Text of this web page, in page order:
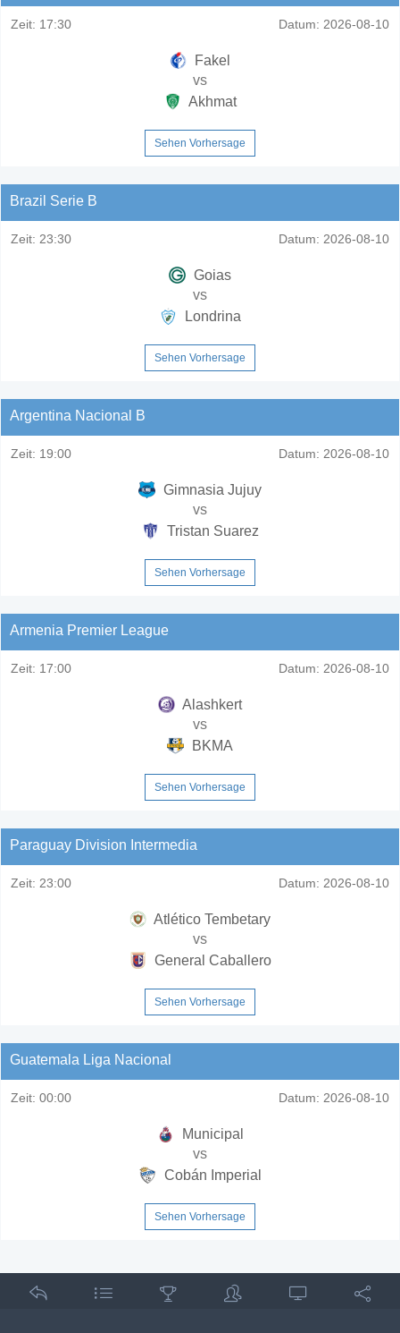
Zeit: 17:30 Datum: 2026-08-10
Fakel
vs
Akhmat
Sehen Vorhersage
Brazil Serie B
Zeit: 23:30 Datum: 2026-08-10
Goias
vs
Londrina
Sehen Vorhersage
Argentina Nacional B
Zeit: 19:00 Datum: 2026-08-10
Gimnasia Jujuy
vs
Tristan Suarez
Sehen Vorhersage
Armenia Premier League
Zeit: 17:00 Datum: 2026-08-10
Alashkert
vs
BKMA
Sehen Vorhersage
Paraguay Division Intermedia
Zeit: 23:00 Datum: 2026-08-10
Atlético Tembetary
vs
General Caballero
Sehen Vorhersage
Guatemala Liga Nacional
Zeit: 00:00 Datum: 2026-08-10
Municipal
vs
Cobán Imperial
Sehen Vorhersage